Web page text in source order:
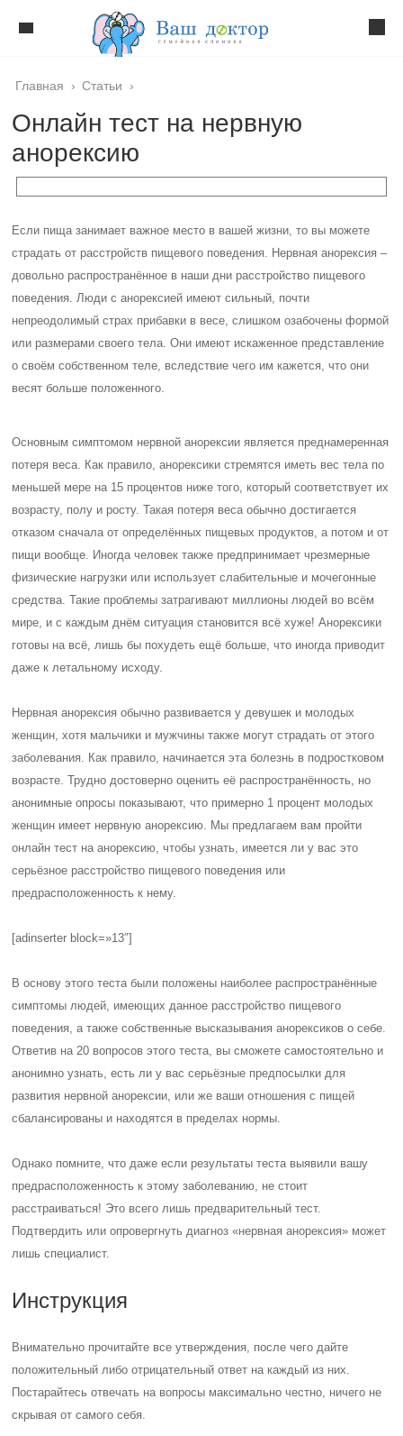
Главная › Статьи ›
Онлайн тест на нервную
анорексию
Если пища занимает важное место в вашей жизни, то вы можете
страдать от расстройств пищевого поведения. Нервная анорексия –
довольно распространённое в наши дни расстройство пищевого
поведения. Люди с анорексией имеют сильный, почти
непреодолимый страх прибавки в весе, слишком озабочены формой
или размерами своего тела. Они имеют искаженное представление
о своём собственном теле, вследствие чего им кажется, что они
весят больше положенного.
Основным симптомом нервной анорексии является преднамеренная
потеря веса. Как правило, анорексики стремятся иметь вес тела по
меньшей мере на 15 процентов ниже того, который соответствует их
возрасту, полу и росту. Такая потеря веса обычно достигается
отказом сначала от определённых пищевых продуктов, а потом и от
пищи вообще. Иногда человек также предпринимает чрезмерные
физические нагрузки или использует слабительные и мочегонные
средства. Такие проблемы затрагивают миллионы людей во всём
мире, и с каждым днём ситуация становится всё хуже! Анорексики
готовы на всё, лишь бы похудеть ещё больше, что иногда приводит
даже к летальному исходу.
Нервная анорексия обычно развивается у девушек и молодых
женщин, хотя мальчики и мужчины также могут страдать от этого
заболевания. Как правило, начинается эта болезнь в подростковом
возрасте. Трудно достоверно оценить её распространённость, но
анонимные опросы показывают, что примерно 1 процент молодых
женщин имеет нервную анорексию. Мы предлагаем вам пройти
онлайн тест на анорексию, чтобы узнать, имеется ли у вас это
серьёзное расстройство пищевого поведения или
предрасположенность к нему.
[adinserter block=»13″]
В основу этого теста были положены наиболее распространённые
симптомы людей, имеющих данное расстройство пищевого
поведения, а также собственные высказывания анорексиков о себе.
Ответив на 20 вопросов этого теста, вы сможете самостоятельно и
анонимно узнать, есть ли у вас серьёзные предпосылки для
развития нервной анорексии, или же ваши отношения с пищей
сбалансированы и находятся в пределах нормы.
Однако помните, что даже если результаты теста выявили вашу
предрасположенность к этому заболеванию, не стоит
расстраиваться! Это всего лишь предварительный тест.
Подтвердить или опровергнуть диагноз «нервная анорексия» может
лишь специалист.
Инструкция
Внимательно прочитайте все утверждения, после чего дайте
положительный либо отрицательный ответ на каждый из них.
Постарайтесь отвечать на вопросы максимально честно, ничего не
скрывая от самого себя.